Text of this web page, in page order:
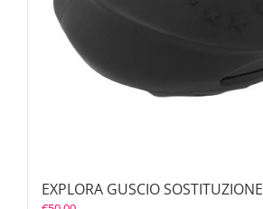
EXPLORA GUSCIO SOSTITUZIONE